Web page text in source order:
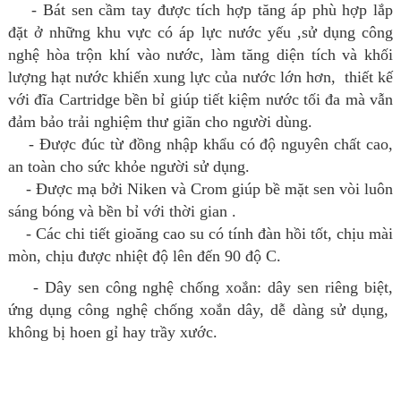
- Bát sen cầm tay được tích hợp tăng áp phù hợp lắp
đặt ở những khu vực có áp lực nước yếu ,sử dụng công
nghệ hòa trộn khí vào nước, làm tăng diện tích và khối
lượng hạt nước khiến xung lực của nước lớn hơn, thiết kế
với đĩa Cartridge bền bỉ giúp tiết kiệm nước tối đa mà vẫn
đảm bảo trải nghiệm thư giãn cho người dùng.
- Được đúc từ đồng nhập khẩu có độ nguyên chất cao,
an toàn cho sức khỏe người sử dụng.
- Được mạ bởi Niken và Crom giúp bề mặt sen vòi luôn
sáng bóng và bền bỉ với thời gian .
- Các chi tiết gioăng cao su có tính đàn hồi tốt, chịu mài
mòn, chịu được nhiệt độ lên đến 90 độ C.
- Dây sen công nghệ chống xoắn: dây sen riêng biệt,
ứng dụng công nghệ chống xoắn dây, dễ dàng sử dụng,
không bị hoen gỉ hay trầy xước.